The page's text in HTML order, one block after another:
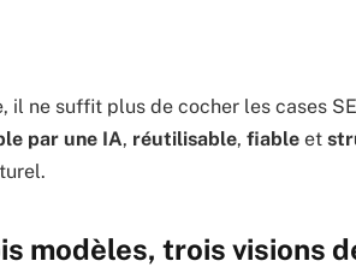
il ne suffit plus de cocher les cases
par une IA, réutilisable, fiable et
modèles, trois visions